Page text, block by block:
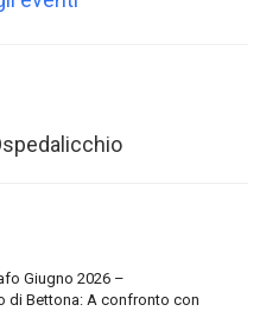
Giugno 2026 –
di Bettona: A confronto con